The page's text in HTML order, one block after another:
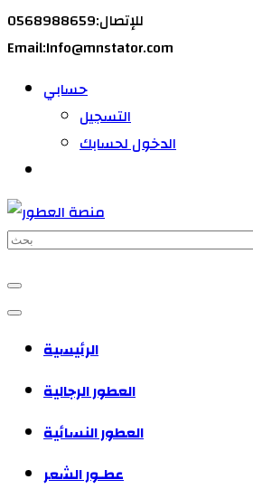
للإتصال:0568988659
Email:Info@mnstator.com
حسابي
التسجيل
الدخول لحسابك
الرئيسية
العطور الرجالية
العطور النسائية
عطـور الشعر